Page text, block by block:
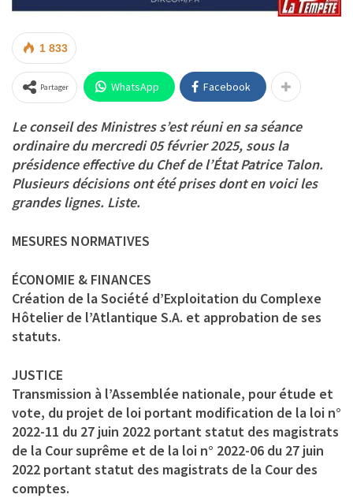
1 833
Partager WhatsApp Facebook
Le conseil des Ministres s’est réuni en sa séance
ordinaire du mercredi 05 février 2025, sous la
présidence effective du Chef de l’État Patrice Talon.
Plusieurs décisions ont été prises dont en voici les
grandes lignes. Liste.
MESURES NORMATIVES
ÉCONOMIE & FINANCES
Création de la Société d’Exploitation du Complexe
Hôtelier de l’Atlantique S.A. et approbation de ses
statuts.
JUSTICE
Transmission à l’Assemblée nationale, pour étude et
vote, du projet de loi portant modification de la loi n°
2022-11 du 27 juin 2022 portant statut des magistrats
de la Cour suprême et de la loi n° 2022-06 du 27 juin
2022 portant statut des magistrats de la Cour des
comptes.